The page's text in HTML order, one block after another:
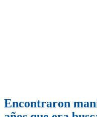
Encontraron